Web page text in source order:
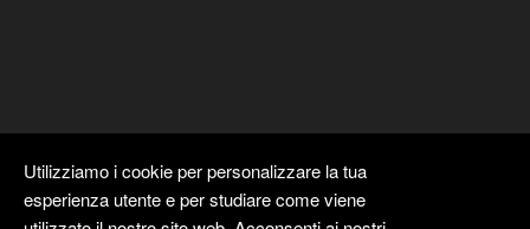
Utilizziamo i cookie per personalizzare la tua
esperienza utente e per studiare come viene